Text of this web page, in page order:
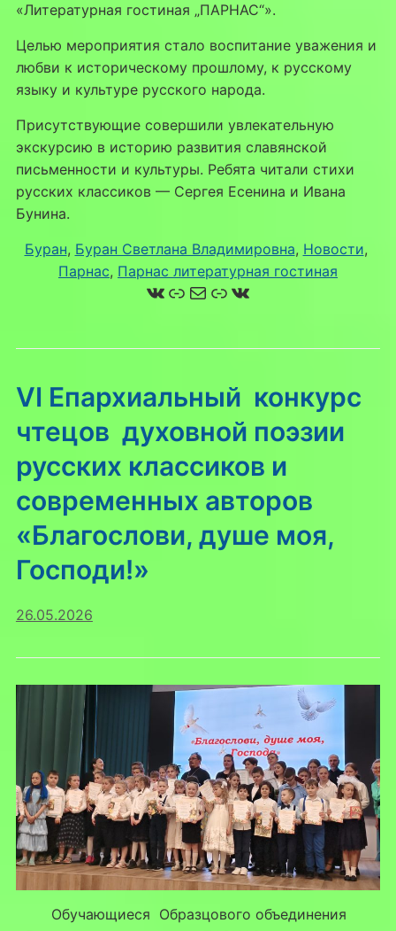
«Литературная гостиная „ПАРНАС“».
Целью мероприятия стало воспитание уважения и
любви к историческому прошлому, к русскому
языку и культуре русского народа.
Присутствующие совершили увлекательную
экскурсию в историю развития славянской
письменности и культуры. Ребята читали стихи
русских классиков — Сергея Есенина и Ивана
Бунина.
Буран, Буран Светлана Владимировна, Новости
Парнас, Парнас литературная гостиная
ВКонтакте
Ссылка
Почта
Ссылка
ВКонтакте
VI Епархиальный конкурс
чтецов духовной поэзии
русских классиков и
современных авторов
«Благослови, душе моя,
Господи!»
26.05.2026
Обучающиеся Образцового объединения